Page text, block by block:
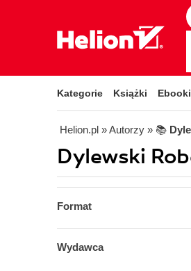
Kategorie Książki Ebooki
Helion.pl » Autorzy » 📚
Dylewski
Format
Wydawca